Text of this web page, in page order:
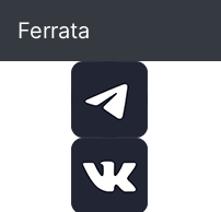
Ferrata